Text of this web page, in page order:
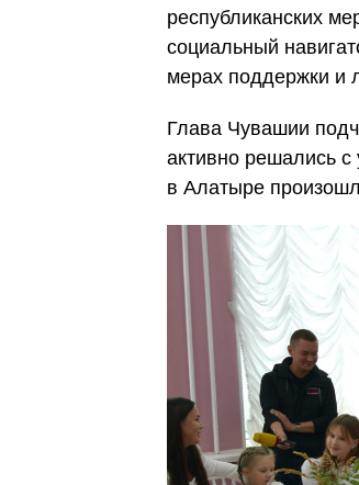
республиканских
социальный
мерах поддержки и
Глава Чувашии
активно решались с
в Алатыре